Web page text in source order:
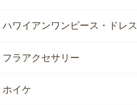
ハワイアンワンピース・ドレス
フラアクセサリー
ホイケ